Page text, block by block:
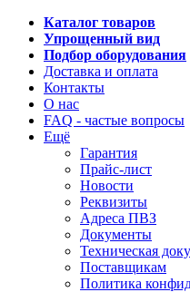
Каталог товаров
Упрощенный вид
Подбор оборудования
Доставка и оплата
Контакты
О нас
FAQ - частые вопросы
Ещё
Гарантия
Прайс-лист
Новости
Реквизиты
Адреса ПВЗ
Документы
Техническая
Поставщикам
Политика